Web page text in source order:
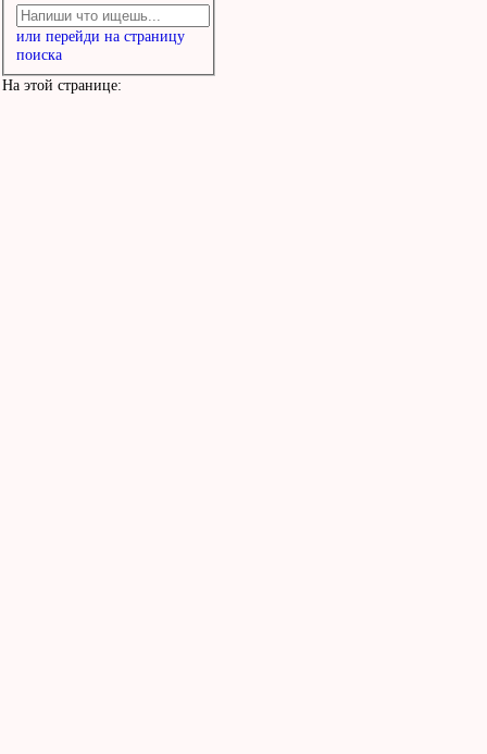
или перейди на страницу
поиска
На этой странице: